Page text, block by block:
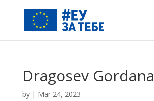
Dragosev Gordana
by | Mar 24, 2023